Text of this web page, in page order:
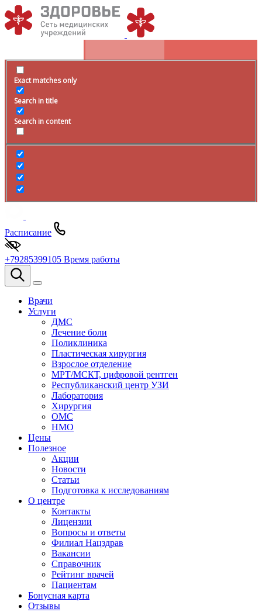
Exact matches only
Search in title
Search in content
Расписание
+79285399105 Время работы
Врачи
Услуги
ДМС
Лечение боли
Поликлиника
Пластическая хирургия
Взрослое отделение
МРТ/МСКТ, цифровой рентген
Республиканский центр УЗИ
Лаборатория
Хирургия
ОМС
НМО
Цены
Полезное
Акции
Новости
Статьи
Подготовка к исследованиям
О центре
Контакты
Лицензии
Вопросы и ответы
Филиал Нацздрав
Вакансии
Справочник
Рейтинг врачей
Пациентам
Бонусная карта
Отзывы